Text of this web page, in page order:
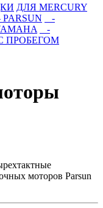
ДЛЯ MERCURY
-
-
ПРОБЕГОМ
моторов Parsun